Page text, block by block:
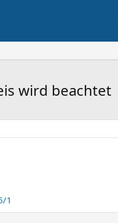
wird beachtet
1